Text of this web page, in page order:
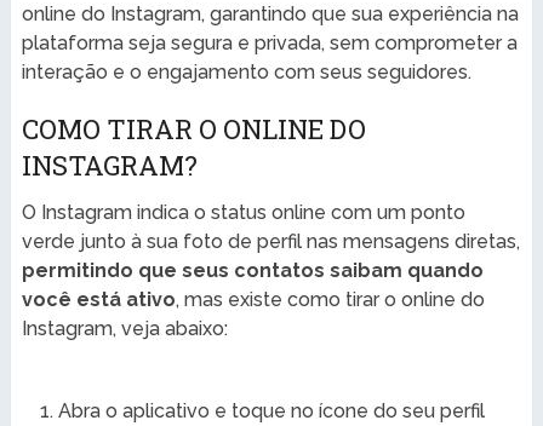
online do Instagram, garantindo que sua experiência na
plataforma seja segura e privada, sem comprometer a
interação e o engajamento com seus seguidores.
COMO TIRAR O ONLINE DO
INSTAGRAM?
O Instagram indica o status online com um ponto
verde junto à sua foto de perfil nas mensagens diretas,
permitindo que seus contatos saibam quando
você está ativo, mas existe como tirar o online do
Instagram, veja abaixo:
Abra o aplicativo e toque no ícone do seu perfil